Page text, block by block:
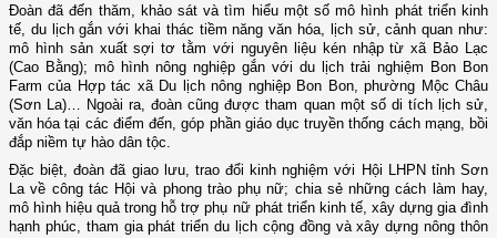
Đoàn đã đến thăm, khảo sát và tìm hiểu một số mô hình phát triển kinh
tế, du lịch gắn với khai thác tiềm năng văn hóa, lịch sử, cảnh quan như:
mô hình sản xuất sợi tơ tằm với nguyên liệu kén nhập từ xã Bảo Lạc
(Cao Bằng); mô hình nông nghiệp gắn với du lịch trải nghiệm Bon Bon
Farm của Hợp tác xã Du lịch nông nghiệp Bon Bon, phường Mộc Châu
(Sơn La)… Ngoài ra, đoàn cũng được tham quan một số di tích lịch sử,
văn hóa tại các điểm đến, góp phần giáo dục truyền thống cách mạng, bồi
đắp niềm tự hào dân tộc.
Đặc biệt, đoàn đã giao lưu, trao đổi kinh nghiệm với Hội LHPN tỉnh Sơn
La về công tác Hội và phong trào phụ nữ; chia sẻ những cách làm hay,
mô hình hiệu quả trong hỗ trợ phụ nữ phát triển kinh tế, xây dựng gia đình
hạnh phúc, tham gia phát triển du lịch cộng đồng và xây dựng nông thôn